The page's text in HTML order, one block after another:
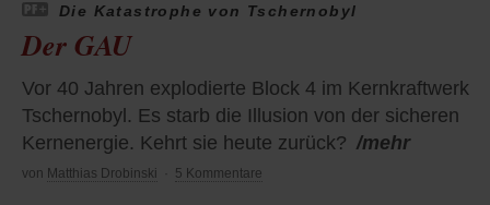
Die Katastrophe von Tschernobyl
Der GAU
Vor 40 Jahren explodierte Block 4 im Kernkraftwerk
Tschernobyl. Es starb die Illusion von der sicheren
Kernenergie. Kehrt sie heute zurück? /mehr
von Matthias Drobinski 5 Kommentare